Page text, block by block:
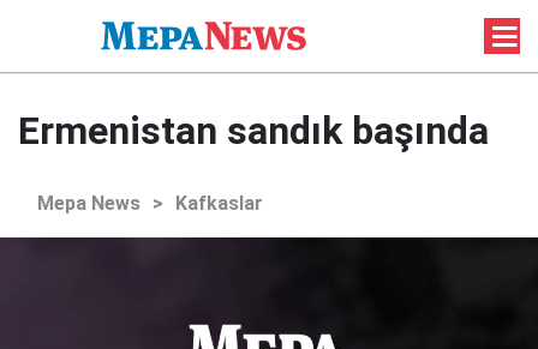
Ermenistan sandık başında
Mepa News > Kafkaslar